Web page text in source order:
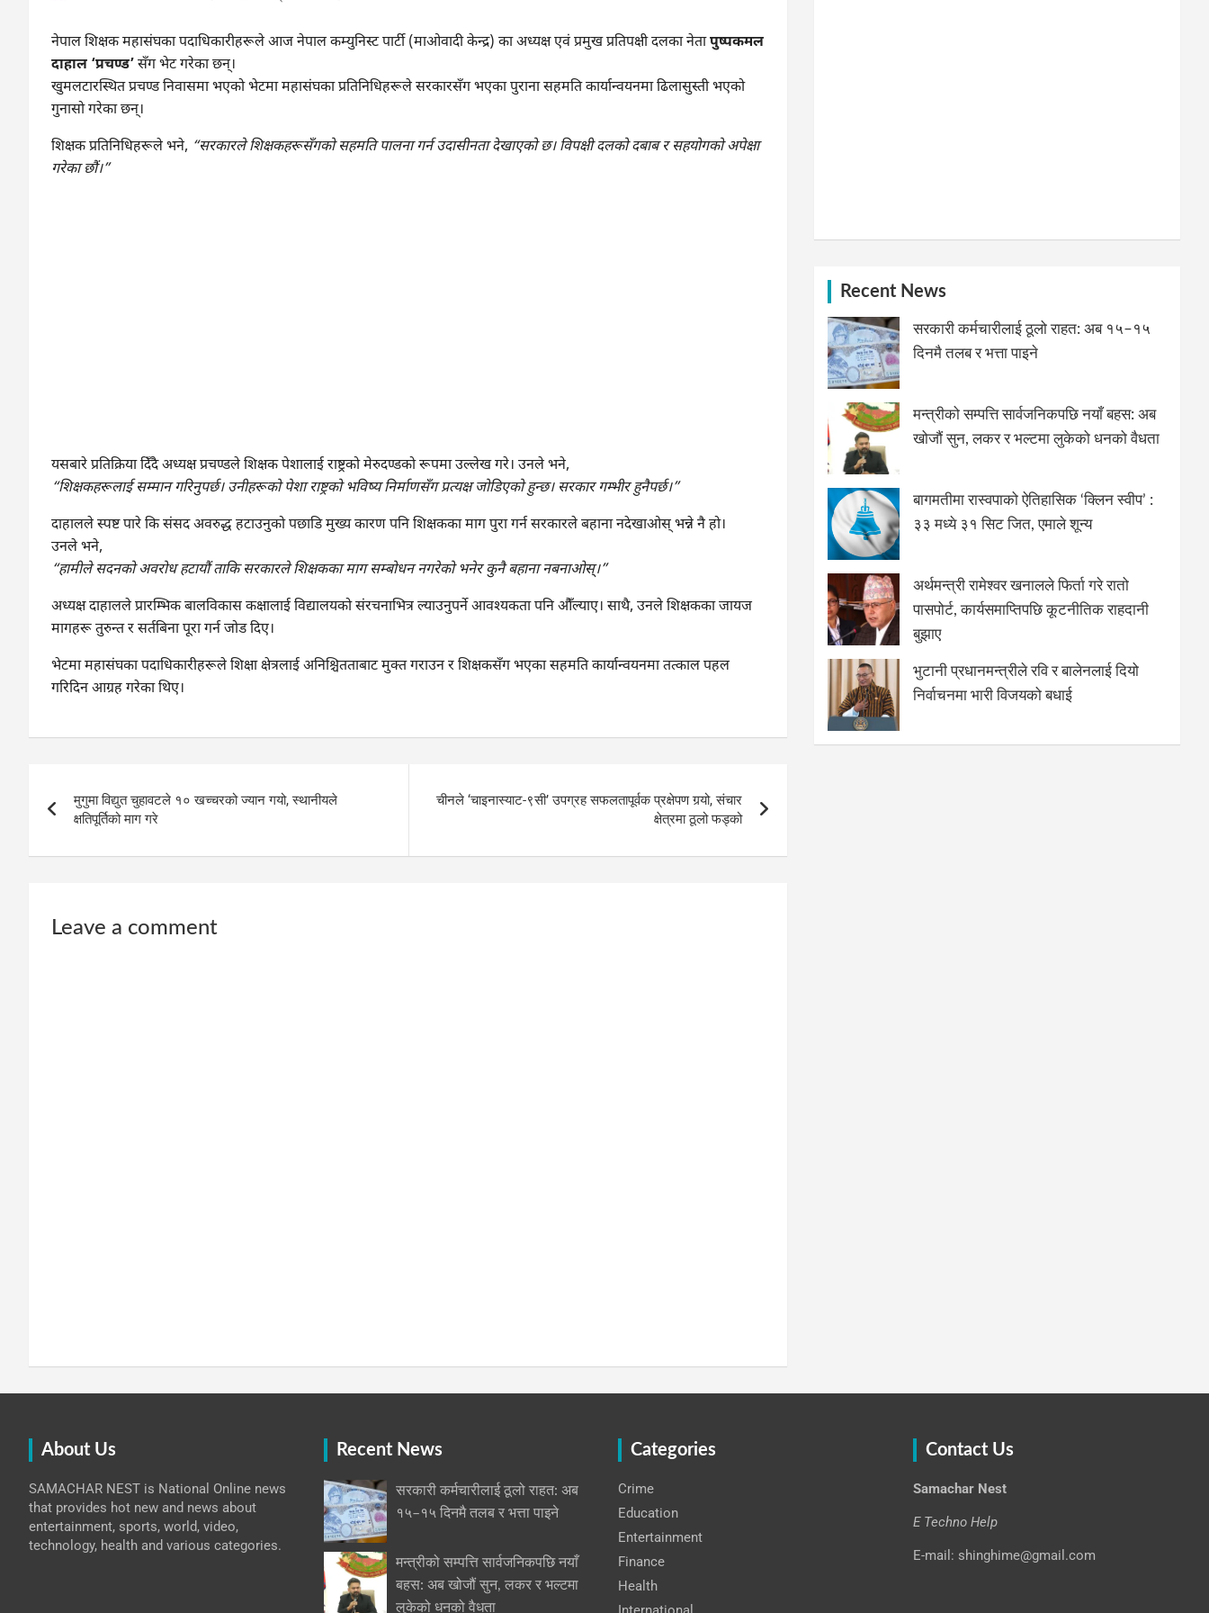
नेपाल शिक्षक महासंघका पदाधिकारीहरूले आज नेपाल कम्युनिस्ट पार्टी (माओवादी केन्द्र) का अध्यक्ष एवं प्रमुख प्रतिपक्षी दलका नेतापुष्पकमल
दाहाल ‘प्रचण्ड’ सँग भेट गरेका छन्।
खुमलटारस्थित प्रचण्ड निवासमा भएको भेटमा महासंघका प्रतिनिधिहरूले सरकारसँग भएका पुराना सहमति कार्यान्वयनमा ढिलासुस्ती भएको
गुनासो गरेका छन्।
शिक्षक प्रतिनिधिहरूले भने, “सरकारले शिक्षकहरूसँगको सहमति पालना गर्न उदासीनता देखाएको छ। विपक्षी दलको दबाब र सहयोगको अपेक्षा
गरेका छौं।”
यसबारे प्रतिक्रिया दिँदै अध्यक्ष प्रचण्डले शिक्षक पेशालाई राष्ट्रको मेरुदण्डको रूपमा उल्लेख गरे। उनले भने,
“शिक्षकहरूलाई सम्मान गरिनुपर्छ। उनीहरूको पेशा राष्ट्रको भविष्य निर्माणसँग प्रत्यक्ष जोडिएको हुन्छ। सरकार गम्भीर हुनैपर्छ।”
दाहालले स्पष्ट पारे कि संसद अवरुद्ध हटाउनुको पछाडि मुख्य कारण पनि शिक्षकका माग पुरा गर्न सरकारले बहाना नदेखाओस् भन्ने नै हो।
उनले भने,
“हामीले सदनको अवरोध हटायौं ताकि सरकारले शिक्षकका माग सम्बोधन नगरेको भनेर कुनै बहाना नबनाओस्।”
अध्यक्ष दाहालले प्रारम्भिक बालविकास कक्षालाई विद्यालयको संरचनाभित्र ल्याउनुपर्ने आवश्यकता पनि औँल्याए। साथै, उनले शिक्षकका जायज
मागहरू तुरुन्त र सर्तबिना पूरा गर्न जोड दिए।
भेटमा महासंघका पदाधिकारीहरूले शिक्षा क्षेत्रलाई अनिश्चितताबाट मुक्त गराउन र शिक्षकसँग भएका सहमति कार्यान्वयनमा तत्काल पहल
गरिदिन आग्रह गरेका थिए।
navigation
मुगुमा विद्युत चुहावटले १० खच्चरको ज्यान गयो, स्थानीयले
क्षतिपूर्तिको माग गरे
चीनले ‘चाइनास्याट-९सी’ उपग्रह सफलतापूर्वक प्रक्षेपण गर्‍यो, संचार
क्षेत्रमा ठूलो फड्को
Leave a comment
Recent News
सरकारी कर्मचारीलाई ठूलो राहत: अब १५–१५
दिनमै तलब र भत्ता पाइने
मन्त्रीको सम्पत्ति सार्वजनिकपछि नयाँ बहस: अब
खोजौं सुन, लकर र भल्टमा लुकेको धनको वैधता
बागमतीमा रास्वपाको ऐतिहासिक ‘क्लिन स्वीप’ :
३३ मध्ये ३१ सिट जित, एमाले शून्य
अर्थमन्त्री रामेश्वर खनालले फिर्ता गरे रातो
पासपोर्ट, कार्यसमाप्तिपछि कूटनीतिक राहदानी
बुझाए
भुटानी प्रधानमन्त्रीले रवि र बालेनलाई दियो
निर्वाचनमा भारी विजयको बधाई
About Us
SAMACHAR NEST is National Online news
that provides hot new and news about
entertainment, sports, world, video,
technology, health and various categories.
Recent News
सरकारी कर्मचारीलाई ठूलो राहत: अब
१५–१५ दिनमै तलब र भत्ता पाइने
मन्त्रीको सम्पत्ति सार्वजनिकपछि नयाँ
बहस: अब खोजौं सुन, लकर र भल्टमा
लुकेको धनको वैधता
Categories
Crime
Education
Entertainment
Finance
Health
Contact Us
Samachar Nest
E Techno Help
E-mail: shinghime@gmail.com